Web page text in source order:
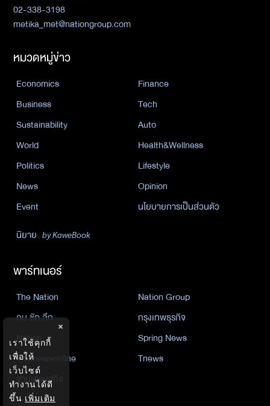
02-338-3198
metika_met@nationgroup.com
หมวดหมู่ข่าว
Economics
Finance
Business
Tech
Sustainability
Auto
World
Health&Wellness
Politics
Lifestyle
News
Opinion
Event
นโยบายการเป็นส่วนตัว
นิยาย by KaweBook
พาร์ทเนอร์
The Nation
Nation Group
คม ชัด ลึก
กรุงเทพธุรกิจ
Nation
Spring News
Thainewsonline
Tnews
ฐานเศรษฐกิจ
×
เราใช้คุกกี้
เพื่อให้
เว็บไซต์
ทำงานได้ดี
ขึ้น เพิ่มเติม